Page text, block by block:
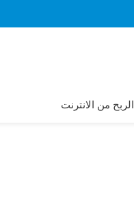
الربح من الانترنت